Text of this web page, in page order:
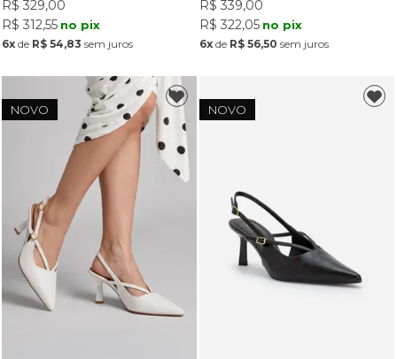
R$ 329,00
R$ 312,55 no pix
6xde R$ 54,83 sem juros
R$ 339,00
R$ 322,05 no pix
6x de R$ 56,50 sem juros
NOVO NOVO